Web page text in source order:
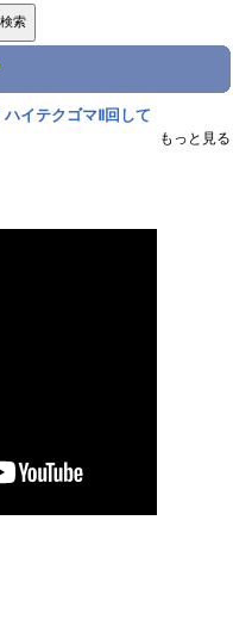
イテクゴマⅡ回して
もっと見る